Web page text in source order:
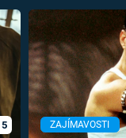
5 ZAJÍMAVOSTI